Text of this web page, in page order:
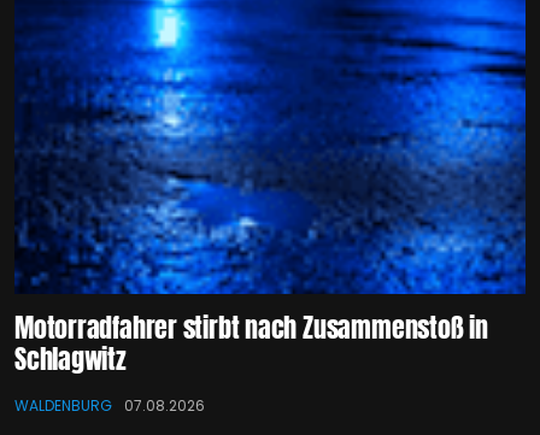
Motorradfahrer stirbt nach Zusammenstoß in
Schlagwitz
WALDENBURG 07.08.2026